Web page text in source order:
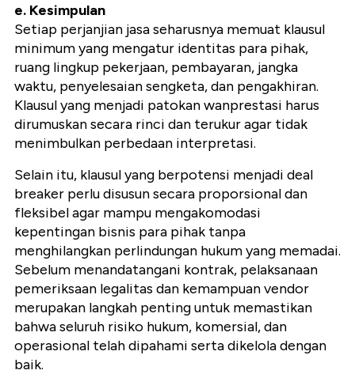
e. Kesimpulan
Setiap perjanjian jasa seharusnya memuat klausul
minimum yang mengatur identitas para pihak,
ruang lingkup pekerjaan, pembayaran, jangka
waktu, penyelesaian sengketa, dan pengakhiran.
Klausul yang menjadi patokan wanprestasi harus
dirumuskan secara rinci dan terukur agar tidak
menimbulkan perbedaan interpretasi.
Selain itu, klausul yang berpotensi menjadi deal
breaker perlu disusun secara proporsional dan
fleksibel agar mampu mengakomodasi
kepentingan bisnis para pihak tanpa
menghilangkan perlindungan hukum yang memadai.
Sebelum menandatangani kontrak, pelaksanaan
pemeriksaan legalitas dan kemampuan vendor
merupakan langkah penting untuk memastikan
bahwa seluruh risiko hukum, komersial, dan
operasional telah dipahami serta dikelola dengan
baik.